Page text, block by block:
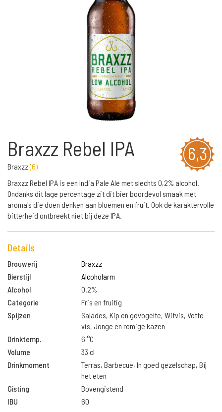
6,3
Braxzz Rebel IPA
Braxzz(6)
Braxzz Rebel IPA is een India Pale Ale met slechts 0,2% alcohol.
Ondanks dit lage percentage zit dit bier boordevol smaak met
aroma's die doen denken aan bloemen en fruit. Ook de karaktervolle
bitterheid ontbreekt niet bij deze IPA.
Details
Brouwerij
Braxzz
Bierstijl
Alcoholarm
Alcohol
0.2%
Categorie
Fris en fruitig
Spijzen
Salades, Kip en gevogelte, Witvis, Vette
vis, Jonge en romige kazen
Drinktemp.
6 °C
Volume
33 cl
Drinkmoment
Terras, Barbecue, In goed gezelschap, Bij
het eten
Gisting
Bovengistend
IBU
60